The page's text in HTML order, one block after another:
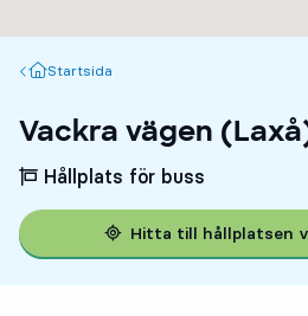
Startsida
Startsida
Vackra vägen
Hållplats för buss
Hitta till hållplatsen